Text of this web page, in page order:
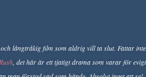
långtråkig film som aldrig vill ta slut. Fattar
Rush , det här är ett tjatigt drama som varar för